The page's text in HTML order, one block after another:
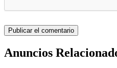
Anuncios